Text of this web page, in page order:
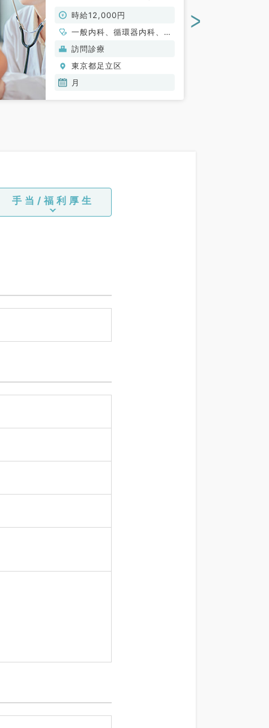
常勤）時給12,000円
一般内科、循環器内科、呼
吸器内科、消化器内科、内
分泌・代謝内科、老年内科
訪問診療
東京都足立区
月
>
手当/福利厚生